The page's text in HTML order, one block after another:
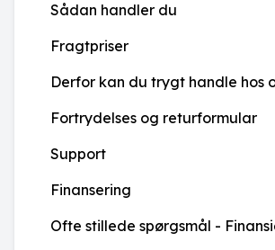
Sådan handler du
Fragtpriser
Derfor kan du trygt handle hos
Fortrydelses og returformular
Support
Finansering
Ofte stillede spørgsmål -